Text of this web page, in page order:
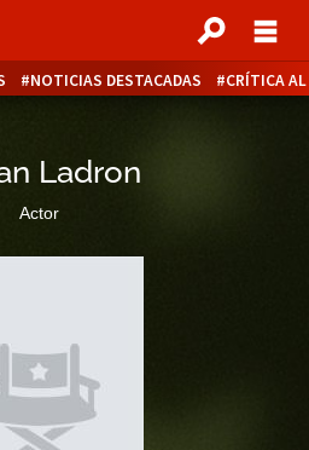
NOTICIAS DESTACADAS CRÍTICA
Ladron
Actor